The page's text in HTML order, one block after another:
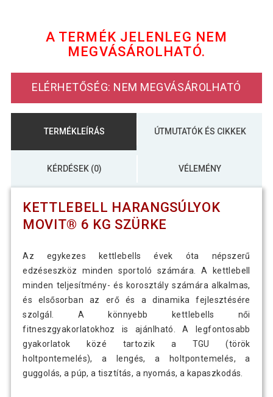
MOVIT Kettlebell 12 kg
MOVIT Kettlebell harangsúlyok 8 kg
szürke/narancssárga
A TERMÉK JELENLEG NEM
MEGVÁSÁROLHATÓ.
ELÉRHETŐSÉG: NEM MEGVÁSÁROLHATÓ
TERMÉKLEÍRÁS ÚTMUTATÓK ÉS CIKKEK
KÉRDÉSEK (0) VÉLEMÉNY
KETTLEBELL HARANGSÚLYOK
MOVIT® 6 KG SZÜRKE
Az egykezes kettlebells évek óta népszerű
edzéseszköz minden sportoló számára. A kettlebell
minden teljesítmény- és korosztály számára alkalmas,
és elsősorban az erő és a dinamika fejlesztésére
szolgál. A könnyebb kettlebells női
fitneszgyakorlatokhoz is ajánlható. A legfontosabb
gyakorlatok közé tartozik a TGU (török
holtpontemelés), a lengés, a holtpontemelés, a
guggolás, a púp, a tisztítás, a nyomás, a kapaszkodás.